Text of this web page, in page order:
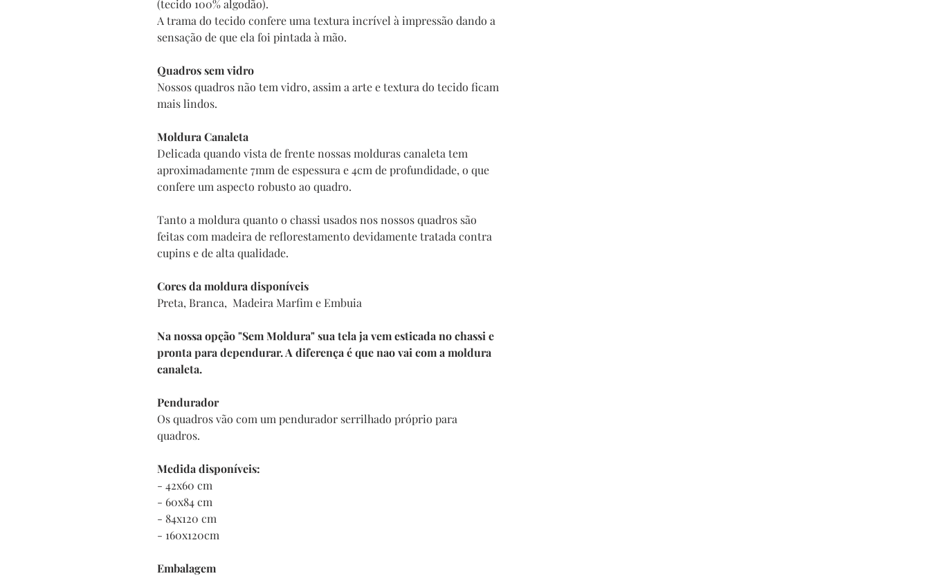
(tecido 100% algodão).
A trama do tecido confere uma textura incrível à impressão dando a
sensação de que ela foi pintada à mão.
Quadros sem vidro
Nossos quadros não tem vidro, assim a arte e textura do tecido ficam
mais lindos.
Moldura Canaleta
Delicada quando vista de frente nossas molduras canaleta tem
aproximadamente 7mm de espessura e 4cm de profundidade, o que
confere um aspecto robusto ao quadro.
Tanto a moldura quanto o chassi usados nos nossos quadros são
feitas com madeira de reflorestamento devidamente tratada contra
cupins e de alta qualidade.
Cores da moldura disponíveis
Preta, Branca, Madeira Marfim e Embuia
Na nossa opção "Sem Moldura" sua tela ja vem esticada no chassi e
pronta para dependurar. A diferença é que nao vai com a moldura
canaleta.
Pendurador
Os quadros vão com um pendurador serrilhado próprio para
quadros.
Medida disponíveis:
- 42x60 cm
- 60x84 cm
- 84x120 cm
- 160x120cm
Embalagem